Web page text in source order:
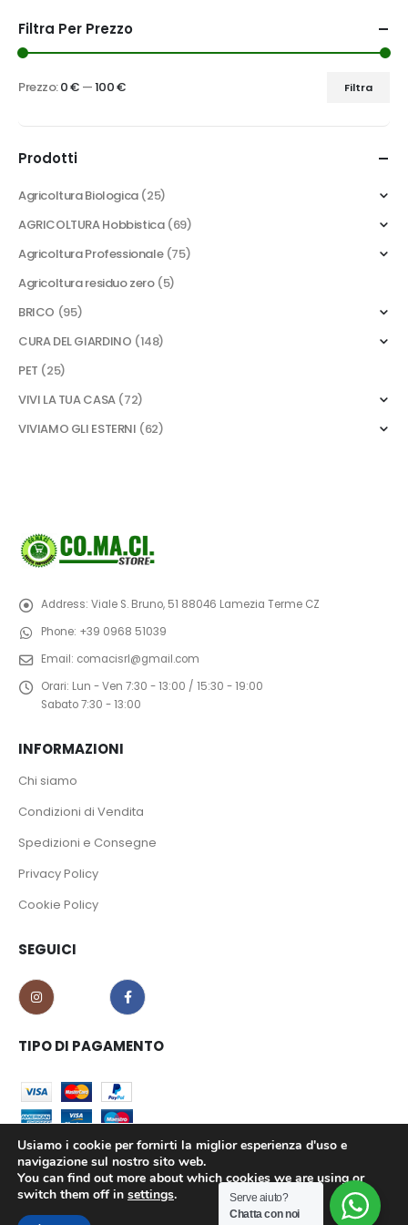
Filtra Per Prezzo
Filtra
Prezzo:0 € —100 €
Prodotti
Agricoltura Biologica (25)
AGRICOLTURA Hobbistica (69)
Agricoltura Professionale (75)
Agricoltura residuo zero (5)
BRICO (95)
CURA DEL GIARDINO (148)
PET (25)
VIVI LA TUA CASA (72)
VIVIAMO GLI ESTERNI (62)
Address: Viale S. Bruno, 51 88046 Lamezia Terme CZ
Phone: +39 0968 51039
Email: comacisrl@gmail.com
Orari: Lun - Ven 7:30 - 13:00 / 15:30 - 19:00
Sabato 7:30 - 13:00
INFORMAZIONI
Chi siamo
Condizioni di Vendita
Spedizioni e Consegne
Privacy Policy
Cookie Policy
SEGUICI
TIPO DI PAGAMENTO
CO.MA.CI S.r.l. - P.iva 02639180799 © 2023. All Rights Reserved.
Usiamo i cookie per fornirti la miglior esperienza d'uso e
navigazione sul nostro sito web.
You can find out more about which cookies we are using or
switch them off in settings.
Serve aiuto?
Chatta con noi